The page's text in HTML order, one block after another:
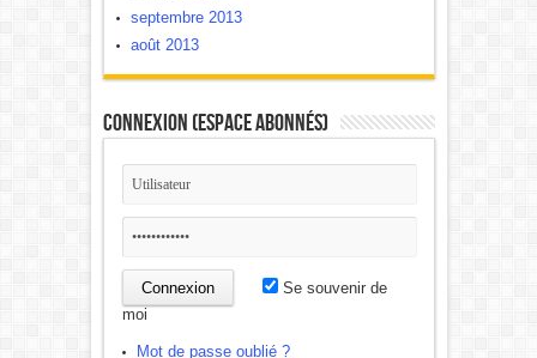
septembre 2013
août 2013
Connexion (Espace Abonnés)
Se souvenir de
moi
Mot de passe oublié ?